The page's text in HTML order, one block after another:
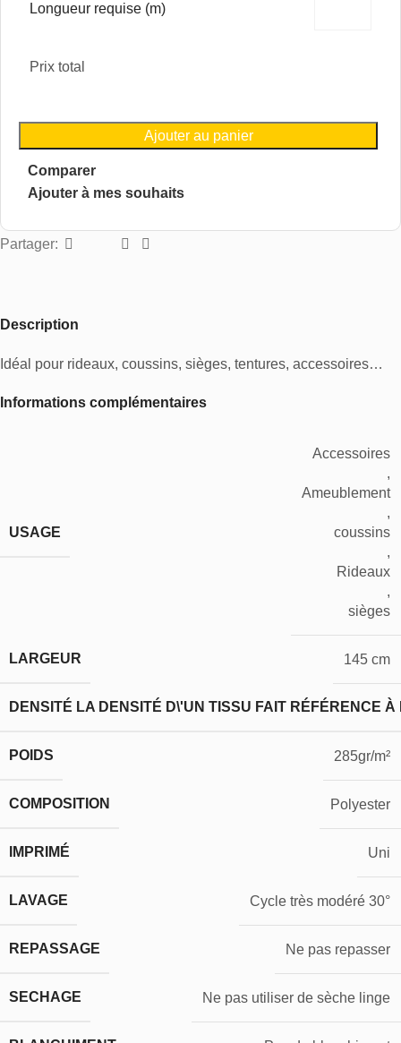
Longueur requise (m)
Prix total
Ajouter au panier
Comparer
Ajouter à mes souhaits
Partager:
Description
Idéal pour rideaux, coussins, sièges, tentures, accessoires…
Informations complémentaires
USAGE
Accessoires
,
Ameublement
,
coussins
,
Rideaux
,
sièges
LARGEUR 145 cm
DENSITÉ LA DENSITÉ D\'UN TISSU FAIT RÉFÉRENCE
POIDS 285gr/m²
COMPOSITION Polyester
IMPRIMÉ Uni
LAVAGE Cycle très modéré 30°
REPASSAGE Ne pas repasser
SECHAGE Ne pas utiliser de sèche linge